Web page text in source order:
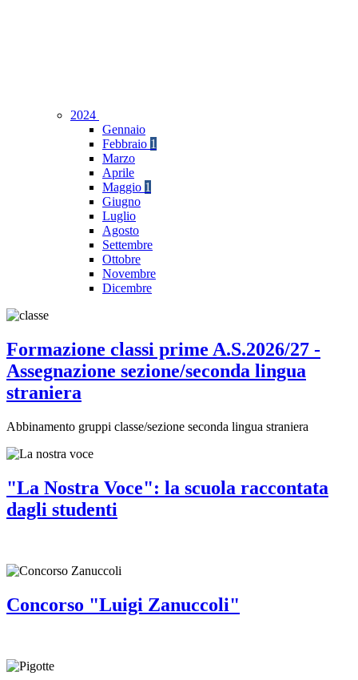
2024
Gennaio
Febbraio 1
Marzo
Aprile
Maggio 1
Giugno
Luglio
Agosto
Settembre
Ottobre
Novembre
Dicembre
Formazione classi prime A.S.2026/27 -
Assegnazione sezione/seconda lingua
straniera
Abbinamento gruppi classe/sezione seconda lingua straniera
"La Nostra Voce": la scuola raccontata
dagli studenti
Concorso "Luigi Zanuccoli"